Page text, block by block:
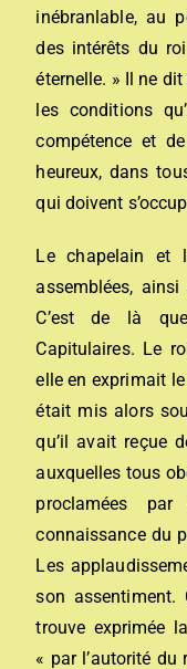
inébranlable, au
des intérêts du
éternelle. » Il ne
les conditions
compétence et
heureux, dans
qui doivent
Le chapelain et
assemblées,
C’est de là
Capitulaires. Le
elle en exprimait
était mis alors
qu’il avait reçue
auxquelles tous
proclamées
connaissance du
Les
son assentiment.
trouve exprimée
« par l’autorité du